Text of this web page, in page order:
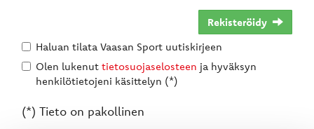
Rekisteröidy
Haluan tilata Vaasan Sport uutiskirjeen
Olen lukenut tietosuojaselosteen ja hyväksyn
henkilötietojeni käsittelyn (*)
(*) Tieto on pakollinen